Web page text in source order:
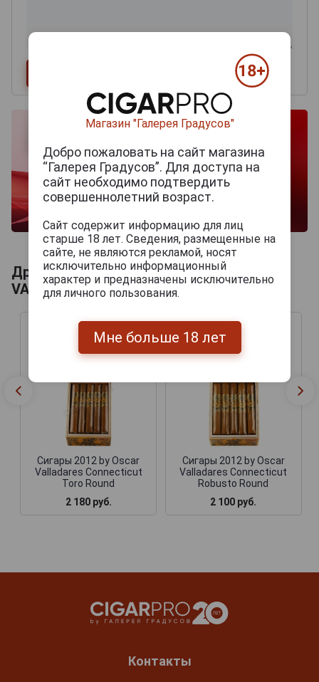
Другие продукты бренда OSCAR
VALLADARES
Сигары 2012 by Oscar
Valladares Connecticut
Toro Round
2 180 руб.
Сигары 2012 by Oscar
Valladares Connecticut
Robusto Round
2 100 руб.
Контакты
Магазин "Галерея Градусов"
Добро пожаловать на сайт магазина
“Галерея Градусов”. Для доступа на
сайт необходимо подтвердить
совершеннолетний возраст.
Сайт содержит информацию для лиц
старше 18 лет. Сведения, размещенные на
сайте, не являются рекламой, носят
исключительно информационный
характер и предназначены исключительно
для личного пользования.
Мне больше 18 лет